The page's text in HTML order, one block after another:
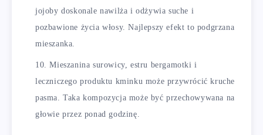
jojoby doskonale nawilża i odżywia suche i
pozbawione życia włosy. Najlepszy efekt to podgrzana
mieszanka.
Mieszanina surowicy, estru bergamotki i
leczniczego produktu kminku może przywrócić kruche
pasma. Taka kompozycja może być przechowywana na
głowie przez ponad godzinę.